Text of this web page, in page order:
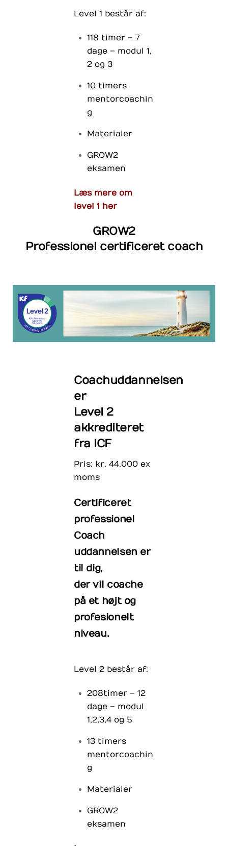
Level 1 består af:
118 timer – 7
dage – modul 1,
2 og 3
10 timers
mentorcoachin
g
Materialer
GROW2
eksamen
Læs mere om
level 1 her
GROW2
Professionel certificeret coach
Coachuddannelsen
er
Level 2
akkrediteret
fra ICF
Pris: kr. 44.000 ex
moms
Certificeret
professionel
Coach
uddannelsen er
til dig,
der vil coache
på et højt og
profesionelt
niveau.
Level 2 består af:
208timer – 12
dage – modul
1,2,3,4 og 5
13 timers
mentorcoachin
g
Materialer
GROW2
eksamen